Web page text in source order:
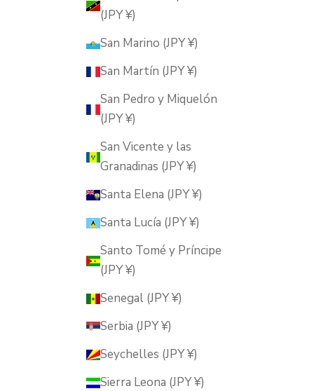
(JPY ¥)
San Marino (JPY ¥)
San Martín (JPY ¥)
San Pedro y Miquelón
(JPY ¥)
San Vicente y las
Granadinas (JPY ¥)
Santa Elena (JPY ¥)
Santa Lucía (JPY ¥)
Santo Tomé y Príncipe
(JPY ¥)
Senegal (JPY ¥)
Serbia (JPY ¥)
Seychelles (JPY ¥)
Sierra Leona (JPY ¥)